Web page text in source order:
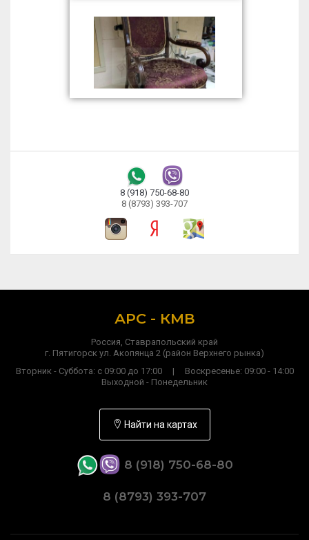
8 (918) 750-68-80
8 (8793) 393-707
АРС - КМВ
Россия, Ставрапольский край
г. Пятигорск ул. Акопянца 2 (район Верхнего рынка)
Вторник - Суббота: с 09:00 до 17:00 | Воскресенье: 09:00 - 14:00
Выходной - Понедельник
Найти на картах
8 (918) 750-68-80
8 (8793) 393-707